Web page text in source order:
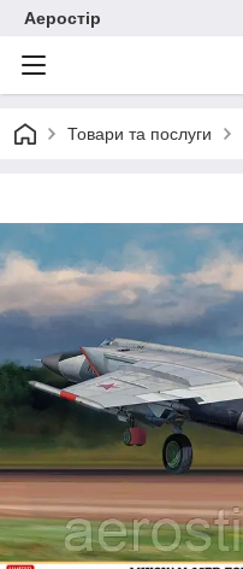
Аеростір
Товари та послуги